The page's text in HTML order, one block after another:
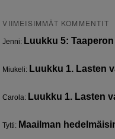
VIIMEISIMMÄT KOMMENTIT
Jenni: Luukku 5:
Miukeli: Luukku 1. Lasten
Carola: Luukku 1. Lasten
Tytti: Maailman